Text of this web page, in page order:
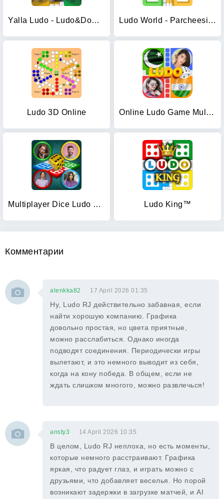
Yalla Ludo - Ludo&Domino Ludo World - Parcheesi Club
Ludo 3D Online Online Ludo Game Multiplayer
Multiplayer Dice Ludo Games Ludo King™
Комментарии
alenkka82 17 April 2026 01:35
Ну, Ludo RJ действительно забавная, если
найти хорошую компанию. Графика
довольно простая, но цвета приятные,
можно расслабиться. Однако иногда
подводят соединения. Периодически игры
вылетают, и это немного выводит из себя,
когда на кону победа. В общем, если не
ждать слишком многого, можно развлечься!
ansty3 14 April 2026 10:35
В целом, Ludo RJ неплоха, но есть моменты,
которые немного расстраивают. Графика
яркая, что радует глаз, и играть можно с
друзьями, что добавляет веселья. Но порой
возникают задержки в загрузке матчей, и AI